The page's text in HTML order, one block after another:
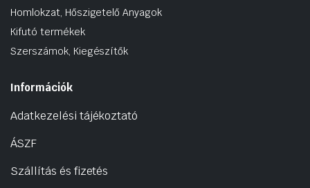
Homlokzat, Hőszigetelő Anyagok
Kifutó termékek
Szerszámok, Kiegészítők
Információk
Adatkezelési tájékoztató
ÁSZF
Szállítás és fizetés